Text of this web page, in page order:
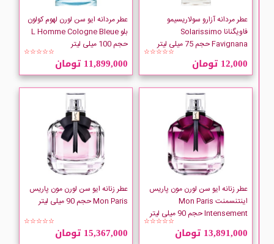
Escada
Escentric Molecules
Estee-Lauder
EYFEL
عطر مردانه آزارو سولاریسیمو
فاویگنانا Solarissimo
Favignana حجم 75 میلی لیتر
☆☆☆☆☆
12,000 تومان
عطر مردانه ایو سن لورن لهوم کولون
بلو L Homme Cologne Bleue
حجم 100 میلی لیتر
☆☆☆☆☆
11,899,000 تومان
عطر زنانه ایو سن لورن مون پاریس
اینتنسمنت Mon Paris
Intensement حجم 90 میلی لیتر
☆☆☆☆☆
13,891,000 تومان
عطر زنانه ایو سن لورن مون پاریس
Mon Paris حجم 90 میلی لیتر
☆☆☆☆☆
15,367,000 تومان